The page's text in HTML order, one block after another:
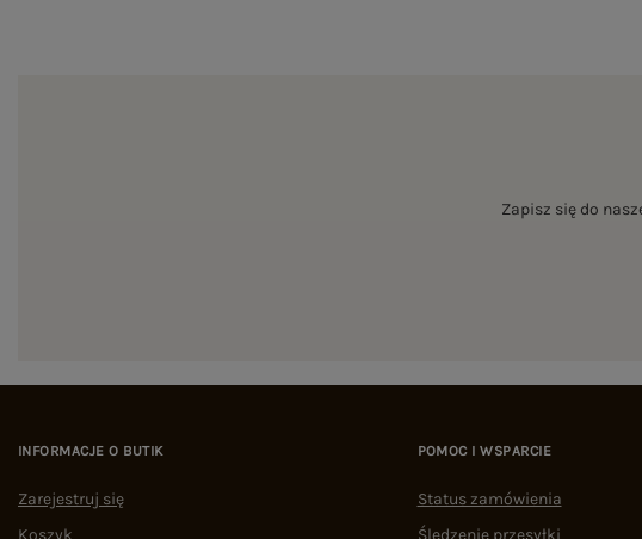
Zapisz się do
INFORMACJE O BUTIK
Zarejestruj się
Koszyk
POMOC I WSPARCIE
Status zamówienia
Śledzenie przesyłki